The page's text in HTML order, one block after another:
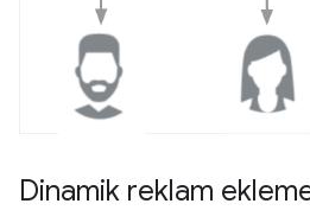
Dinamik reklam